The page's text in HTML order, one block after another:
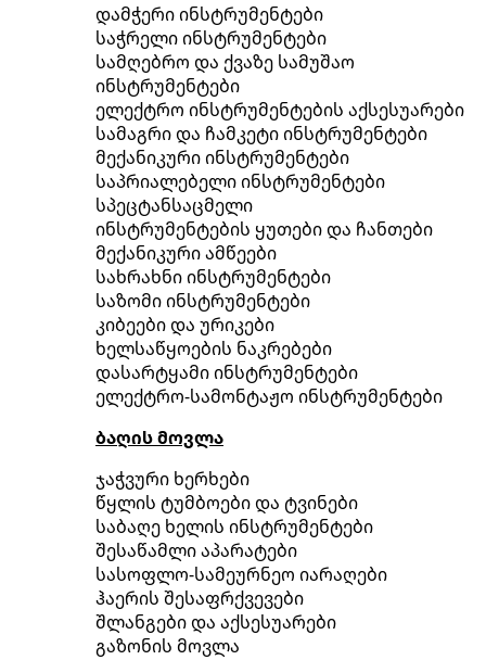
დამჭერი ინსტრუმენტები
საჭრელი ინსტრუმენტები
სამღებრო და ქვაზე სამუშაო
ინსტრუმენტები
ელექტრო ინსტრუმენტების აქსესუარები
სამაგრი და ჩამკეტი ინსტრუმენტები
მექანიკური ინსტრუმენტები
საპრიალებელი ინსტრუმენტები
სპეცტანსაცმელი
ინსტრუმენტების ყუთები და ჩანთები
მექანიკური ამწეები
სახრახნი ინსტრუმენტები
საზომი ინსტრუმენტები
კიბეები და ურიკები
ხელსაწყოების ნაკრებები
დასარტყამი ინსტრუმენტები
ელექტრო-სამონტაჟო ინსტრუმენტები
ბაღის მოვლა
ჯაჭვური ხერხები
წყლის ტუმბოები და ტვინები
საბაღე ხელის ინსტრუმენტები
შესაწამლი აპარატები
სასოფლო-სამეურნეო იარაღები
ჰაერის შესაფრქვევები
შლანგები და აქსესუარები
გაზონის მოვლა